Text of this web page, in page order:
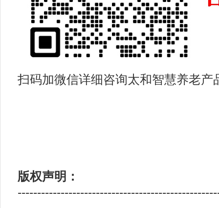
扫码加微信详细咨询太和智慧养老产
版权声明：